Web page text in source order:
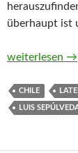
überhaupt ist
Tagebuch
weiterlesen →
CHILE
LUIS